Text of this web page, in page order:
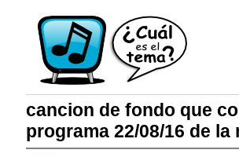
cancion de fondo que
programa 22/08/16 de